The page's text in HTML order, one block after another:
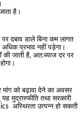
है।
दबाव डाले बिना कम लागत
प्रभाव नहीं पड़ेगा।
की जाती है, अत:ब्याज दर पर
को बढ़ावा देने का अवसर
मुद्रास्फीति तथा सरकारी
अस्थिरता उत्पन्न हो सकती